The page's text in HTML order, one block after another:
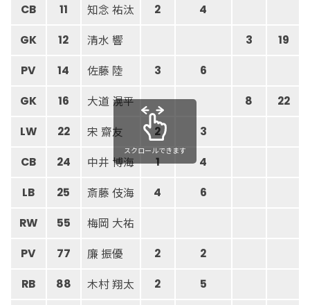
CB 11 知念 祐汰 2 4
GK 12 清水 響 3 19
PV 14 佐藤 陸 3 6
GK 16 大道 滉平 8 22
LW 22 宋 齋友 2 3
CB 24 中井 博海 1 4
LB 25 斎藤 伎海 4 6
RW 55 梅岡 大祐
PV 77 廉 振優 2 2
RB 88 木村 翔太 2 5
スクロールできます